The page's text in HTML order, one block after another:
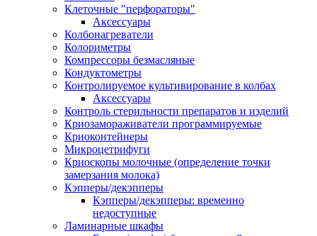
Клеточные "перфораторы"
Аксессуары
Колбонагреватели
Колориметры
Компрессоры безмасляные
Кондуктометры
Контролируемое культивирование в колбах
Аксессуары
Контроль стерильности препаратов и изделий
Криозамораживатели программируемые
Криоконтейнеры
Микроцетрифуги
Криоскопы молочные (определение точки
замерзания молока)
Кэпперы/декэпперы
Кэпперы/декэпперы: временно
недоступные
Ламинарные шкафы